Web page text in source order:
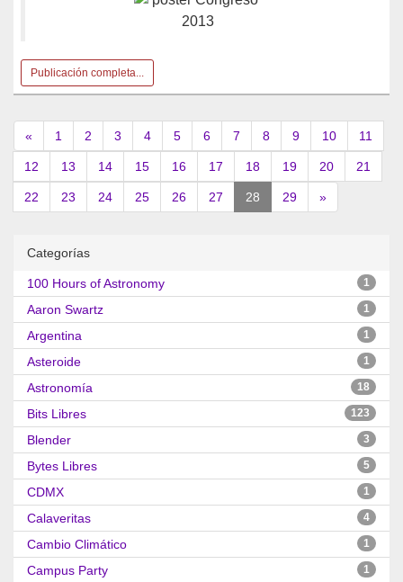
Publicación completa...
« 1 2 3 4 5 6 7 8 9 10 11
12 13 14 15 16 17 18 19 20 21
22 23 24 25 26 27 28 (current)
29 »
Categorías
100 Hours of Astronomy 1
Aaron Swartz 1
Argentina 1
Asteroide 1
Astronomía 18
Bits Libres 123
Blender 3
Bytes Libres 5
CDMX 1
Calaveritas 4
Cambio Climático 1
Campus Party 1